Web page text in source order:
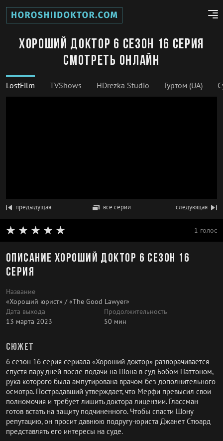
Хороший доктор 6 сезон 16 серия
смотреть онлайн
LostFilm TVShows HDrezka Studio Гуртом (UA)
предыдущая все серии следующая
1 голос
Описание Хороший доктор 6 сезон 16
серия
Название
«Хороший юрист» / «The Good Lawyer»
Дата выхода
13 марта 2023
Продолжительность
50 мин
Сюжет
6 сезон 16 серия сериала «Хороший доктор» разворачивается
спустя пару дней после подачи на Шона в суд Бобом Паттоном,
рука которого была ампутирована врачом без дополнительного
осмотра. Пострадавший утверждает, что Мерфи превысил свои
полномочия и требует лишить доктора лицензии. Глассман
готов встать на защиту подчиненного. Чтобы спасти Шону
репутацию, он просит давнюю подругу-юриста Джанет Стюард
представлять его интересы на суде.